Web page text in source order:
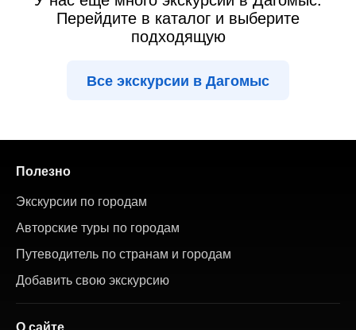
Перейдите в каталог и выберите
подходящую
Все экскурсии в Дагомыс
Полезно
Экскурсии по городам
Авторские туры по городам
Путеводитель по странам и городам
Добавить свою экскурсию